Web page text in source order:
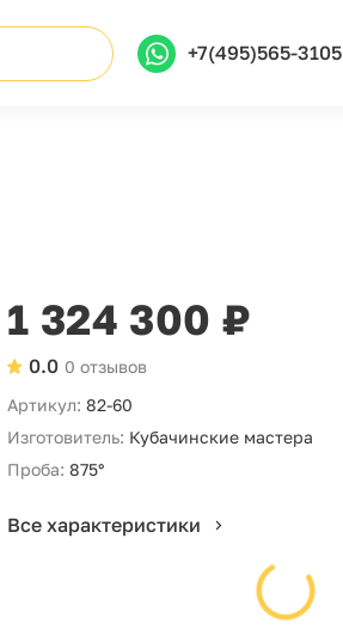
+7(495)565-3105
1 324 300 ₽
0 отзывов
0.0
Артикул: 82-60
Изготовитель: Кубачинские мастера
Проба: 875°
Все характеристики